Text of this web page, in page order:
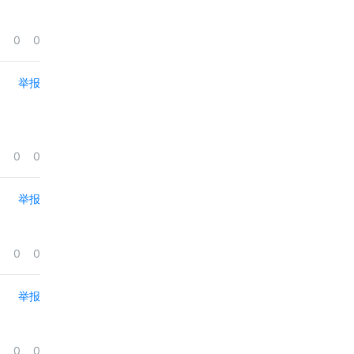
0 0
举报
0 0
举报
0 0
举报
0 0